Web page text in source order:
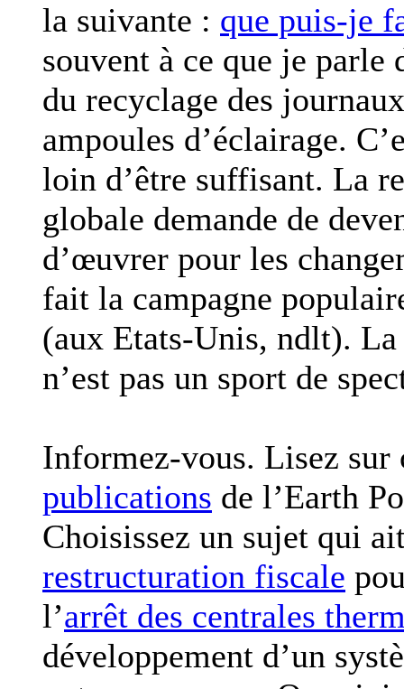
la suivante : que puis-je
souvent à ce que je parle
du recyclage des
ampoules d’éclairage.
loin d’être suffisant. La
globale demande de
d’œuvrer pour les
fait la campagne
(aux Etats-Unis, ndlt).
n’est pas un sport de
Informez-vous. Lisez sur
publications de l’Earth
Choisissez un sujet qui
restructuration fiscale
l’arrêt des centrales
développement d’un